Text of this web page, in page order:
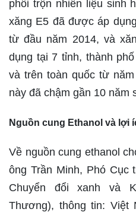
phối trộn nhiên liệu sinh
xăng E5 đã được áp
từ đầu năm 2014, và
dụng tại 7 tỉnh, thành
và trên toàn quốc từ
này đã chậm gần 10 năm
Nguồn cung Ethanol và lợi
Về nguồn cung ethanol
ông Trần Minh, Phó
Chuyển đổi xanh và
Thương), thông tin: Việt